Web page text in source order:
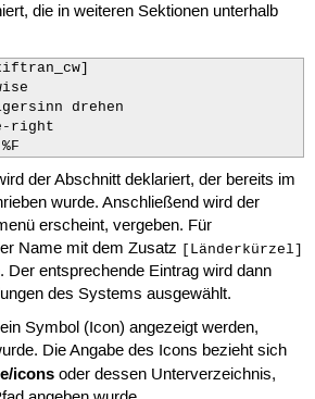
die in weiteren Sektionen unterhalb
drehen
right
der Abschnitt deklariert, der bereits im
wurde. Anschließend wird der
erscheint, vergeben. Für
Name mit dem Zusatz [Länderkürzel]
Der entsprechende Eintrag wird dann
des Systems ausgewählt.
Symbol (Icon) angezeigt werden,
Die Angabe des Icons bezieht sich
iconsoder dessen Unterverzeichnis,